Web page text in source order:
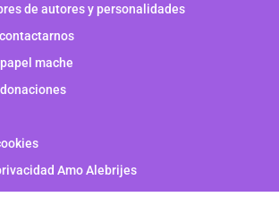
de autores y personalidades
mache
Amo Alebrijes